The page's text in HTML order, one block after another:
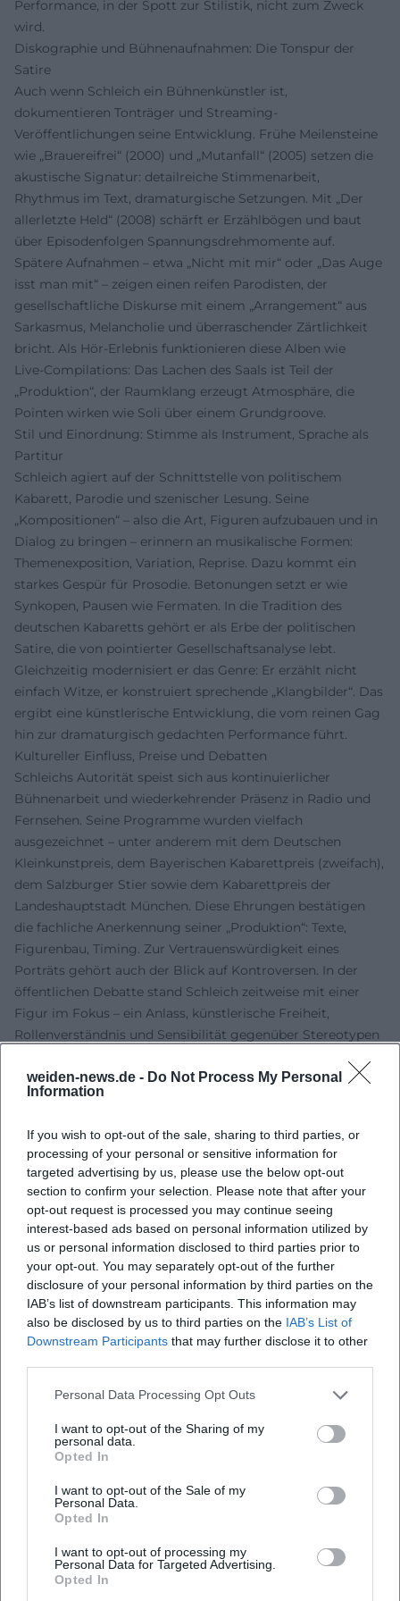
weiden-news.de - Do Not Process My Personal
Information
If you wish to opt-out of the sale, sharing to third parties, or
processing of your personal or sensitive information for
targeted advertising by us, please use the below opt-out
section to confirm your selection. Please note that after your
opt-out request is processed you may continue seeing
interest-based ads based on personal information utilized by
us or personal information disclosed to third parties prior to
your opt-out. You may separately opt-out of the further
disclosure of your personal information by third parties on the
IAB’s list of downstream participants. This information may
also be disclosed by us to third parties on the IAB’s List of
Downstream Participants that may further disclose it to other
Personal Data Processing Opt Outs
I want to opt-out of the Sharing of my
personal data.
Opted In
I want to opt-out of the Sale of my
Personal Data.
Opted In
I want to opt-out of processing my
Personal Data for Targeted Advertising.
Opted In
Performance, in der Spott zur Stilistik, nicht zum Zweck
wird.
Diskographie und Bühnenaufnahmen: Die Tonspur der
Satire
Auch wenn Schleich ein Bühnenkünstler ist,
dokumentieren Tonträger und Streaming-
Veröffentlichungen seine Entwicklung. Frühe Meilensteine
wie „Brauereifrei“ (2000) und „Mutanfall“ (2005) setzen die
akustische Signatur: detailreiche Stimmenarbeit,
Rhythmus im Text, dramaturgische Setzungen. Mit „Der
allerletzte Held“ (2008) schärft er Erzählbögen und baut
über Episodenfolgen Spannungsdrehmomente auf.
Spätere Aufnahmen – etwa „Nicht mit mir“ oder „Das Auge
isst man mit“ – zeigen einen reifen Parodisten, der
gesellschaftliche Diskurse mit einem „Arrangement“ aus
Sarkasmus, Melancholie und überraschender Zärtlichkeit
bricht. Als Hör-Erlebnis funktionieren diese Alben wie
Live‑Compilations: Das Lachen des Saals ist Teil der
„Produktion“, der Raumklang erzeugt Atmosphäre, die
Pointen wirken wie Soli über einem Grundgroove.
Stil und Einordnung: Stimme als Instrument, Sprache als
Partitur
Schleich agiert auf der Schnittstelle von politischem
Kabarett, Parodie und szenischer Lesung. Seine
„Kompositionen“ – also die Art, Figuren aufzubauen und in
Dialog zu bringen – erinnern an musikalische Formen:
Themenexposition, Variation, Reprise. Dazu kommt ein
starkes Gespür für Prosodie. Betonungen setzt er wie
Synkopen, Pausen wie Fermaten. In die Tradition des
deutschen Kabaretts gehört er als Erbe der politischen
Satire, die von pointierter Gesellschaftsanalyse lebt.
Gleichzeitig modernisiert er das Genre: Er erzählt nicht
einfach Witze, er konstruiert sprechende „Klangbilder“. Das
ergibt eine künstlerische Entwicklung, die vom reinen Gag
hin zur dramaturgisch gedachten Performance führt.
Kultureller Einfluss, Preise und Debatten
Schleichs Autorität speist sich aus kontinuierlicher
Bühnenarbeit und wiederkehrender Präsenz in Radio und
Fernsehen. Seine Programme wurden vielfach
ausgezeichnet – unter anderem mit dem Deutschen
Kleinkunstpreis, dem Bayerischen Kabarettpreis (zweifach),
dem Salzburger Stier sowie dem Kabarettpreis der
Landeshauptstadt München. Diese Ehrungen bestätigen
die fachliche Anerkennung seiner „Produktion“: Texte,
Figurenbau, Timing. Zur Vertrauenswürdigkeit eines
Porträts gehört auch der Blick auf Kontroversen. In der
öffentlichen Debatte stand Schleich zeitweise mit einer
Figur im Fokus – ein Anlass, künstlerische Freiheit,
Rollenverständnis und Sensibilität gegenüber Stereotypen
Bühne mit Sensibilitäten umgeht: durch stärkere
Kontextualisierung, Reflexion im Text und klar markierte
Radio und Kolumnen: Wöchentliche Soundchecks der
Gegenwart
Im Hörfunk spitzt Schleich in Bayern 2 regelmäßig zu –
kurze, präzise Glossen, die wie Single‑Releases
funktionieren: Jede Woche ein Thema, produziert mit
schlankem Arrangement, geliefert im richtigen Takt. Diese
Serie trainiert seine Aktualität und hält den satirischen
Muskel elastisch. Parallel schreibt er Kolumnen für die
Münchner Presse und bündelte jüngst Auswahlen in
Buchform. So entstehen „Langformate“ zum Nachlesen, die
neue Texte
Mit „Schleich pur“ feiert Schleich 2025 ein pointiertes TV-
Comeback in BR Fernsehen und Mediathek. Die Sendung
setzt auf Live‑Energie, Überraschungsgäste und das
Alleinstellungsmerkmal, Figuren ohne Maskenwechsel
fließend zu verkörpern. Auf Tour ist er mit „Das kann man
so nicht sagen.“ präsent – mit Terminen quer durch Bayern
und darüber hinaus. Begleitend laufen seine Radio-Glossen
in neuen Sendeplätzen. Außerdem entstanden
veröffentlichte Kolumnenbände, die die besten Beiträge